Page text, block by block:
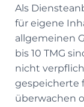
Als
für eigene
allgemeinen
bis 10 TMG
nicht
gespeicherte
überwachen